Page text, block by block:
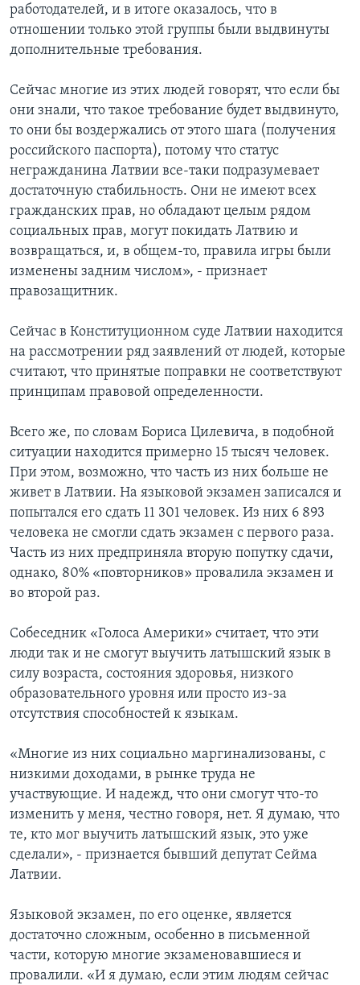
работодателей, и в итоге оказалось, что в
отношении только этой группы были выдвинуты
дополнительные требования.
Сейчас многие из этих людей говорят, что если бы
они знали, что такое требование будет выдвинуто,
то они бы воздержались от этого шага (получения
российского паспорта), потому что статус
негражданина Латвии все-таки подразумевает
достаточную стабильность. Они не имеют всех
гражданских прав, но обладают целым рядом
социальных прав, могут покидать Латвию и
возвращаться, и, в общем-то, правила игры были
изменены задним числом», - признает
правозащитник.
Сейчас в Конституционном суде Латвии находится
на рассмотрении ряд заявлений от людей, которые
считают, что принятые поправки не соответствуют
принципам правовой определенности.
Всего же, по словам Бориса Цилевича, в подобной
ситуации находится примерно 15 тысяч человек.
При этом, возможно, что часть из них больше не
живет в Латвии. На языковой экзамен записался и
попытался его сдать 11 301 человек. Из них 6 893
человека не смогли сдать экзамен с первого раза.
Часть из них предприняла вторую попутку сдачи,
однако, 80% «повторников» провалила экзамен и
во второй раз.
Собеседник «Голоса Америки» считает, что эти
люди так и не смогут выучить латышский язык в
силу возраста, состояния здоровья, низкого
образовательного уровня или просто из-за
отсутствия способностей к языкам.
«Многие из них социально маргинализованы, с
низкими доходами, в рынке труда не
участвующие. И надежд, что они смогут что-то
изменить у меня, честно говоря, нет. Я думаю, что
те, кто мог выучить латышский язык, это уже
сделали», - признается бывший депутат Сейма
Латвии.
Языковой экзамен, по его оценке, является
достаточно сложным, особенно в письменной
части, которую многие экзаменовавшиеся и
провалили. «И я думаю, если этим людям сейчас